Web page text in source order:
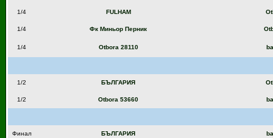
1/4 FULHAM
1/4 Фк Миньор Перник
1/4 Otbora 28110
1/2 БЪЛГАРИЯ
1/2 Otbora 53660
Финал БЪЛГАРИЯ